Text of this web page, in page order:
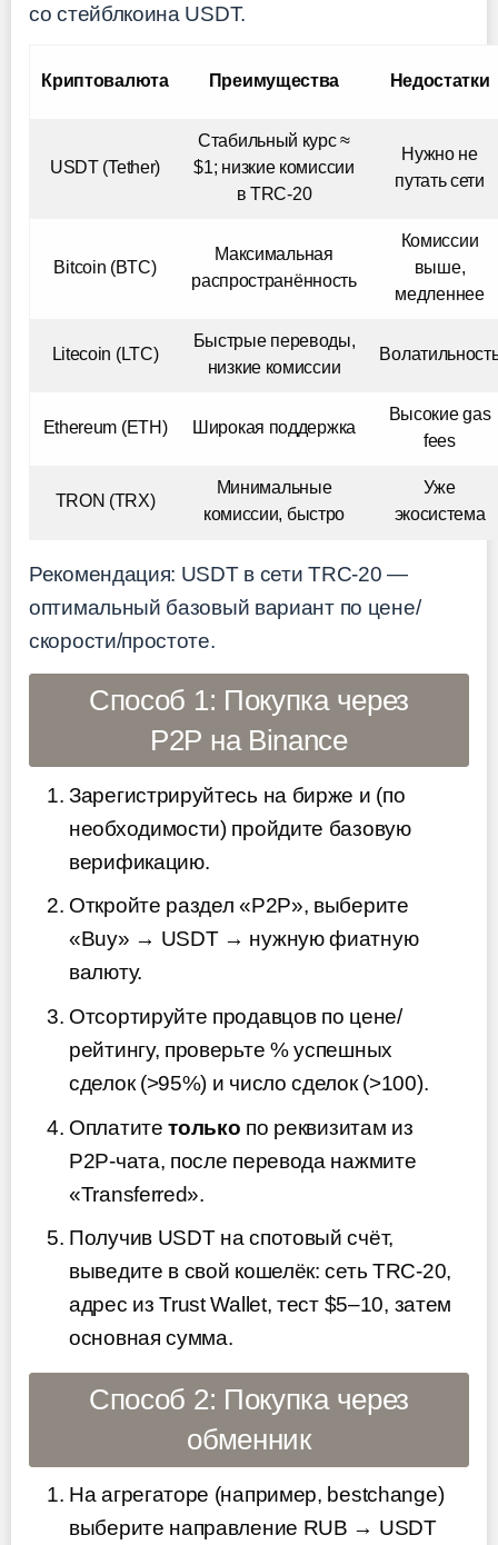
со стейблкоина USDT.
Криптовалюта Преимущества Недостатки
USDT (Tether)
Стабильный курс ≈
$1; низкие комиссии
в TRC-20
Нужно не
путать сети
Bitcoin (BTC)
Максимальная
распространённость
Комиссии
выше,
медленнее
Litecoin (LTC)
Быстрые переводы,
низкие комиссии
Ethereum (ETH) Широкая поддержка
Высокие gas
fees
TRON (TRX)
Минимальные
комиссии, быстро
Уже
экосистема
Рекомендация: USDT в сети TRC-20 —
оптимальный базовый вариант по цене/
скорости/простоте.
Способ 1: Покупка через
P2P на Binance
Зарегистрируйтесь на бирже и (по
необходимости) пройдите базовую
верификацию.
Откройте раздел «P2P», выберите
«Buy» → USDT → нужную фиатную
валюту.
Отсортируйте продавцов по цене/
рейтингу, проверьте % успешных
сделок (>95%) и число сделок (>100).
Оплатитетолько по реквизитам из
P2P-чата, после перевода нажмите
«Transferred».
Получив USDT на спотовый счёт,
выведите в свой кошелёк: сеть TRC-20,
адрес из Trust Wallet, тест $5–10, затем
основная сумма.
Способ 2: Покупка через
обменник
На агрегаторе (например, bestchange)
выберите направление RUB → USDT